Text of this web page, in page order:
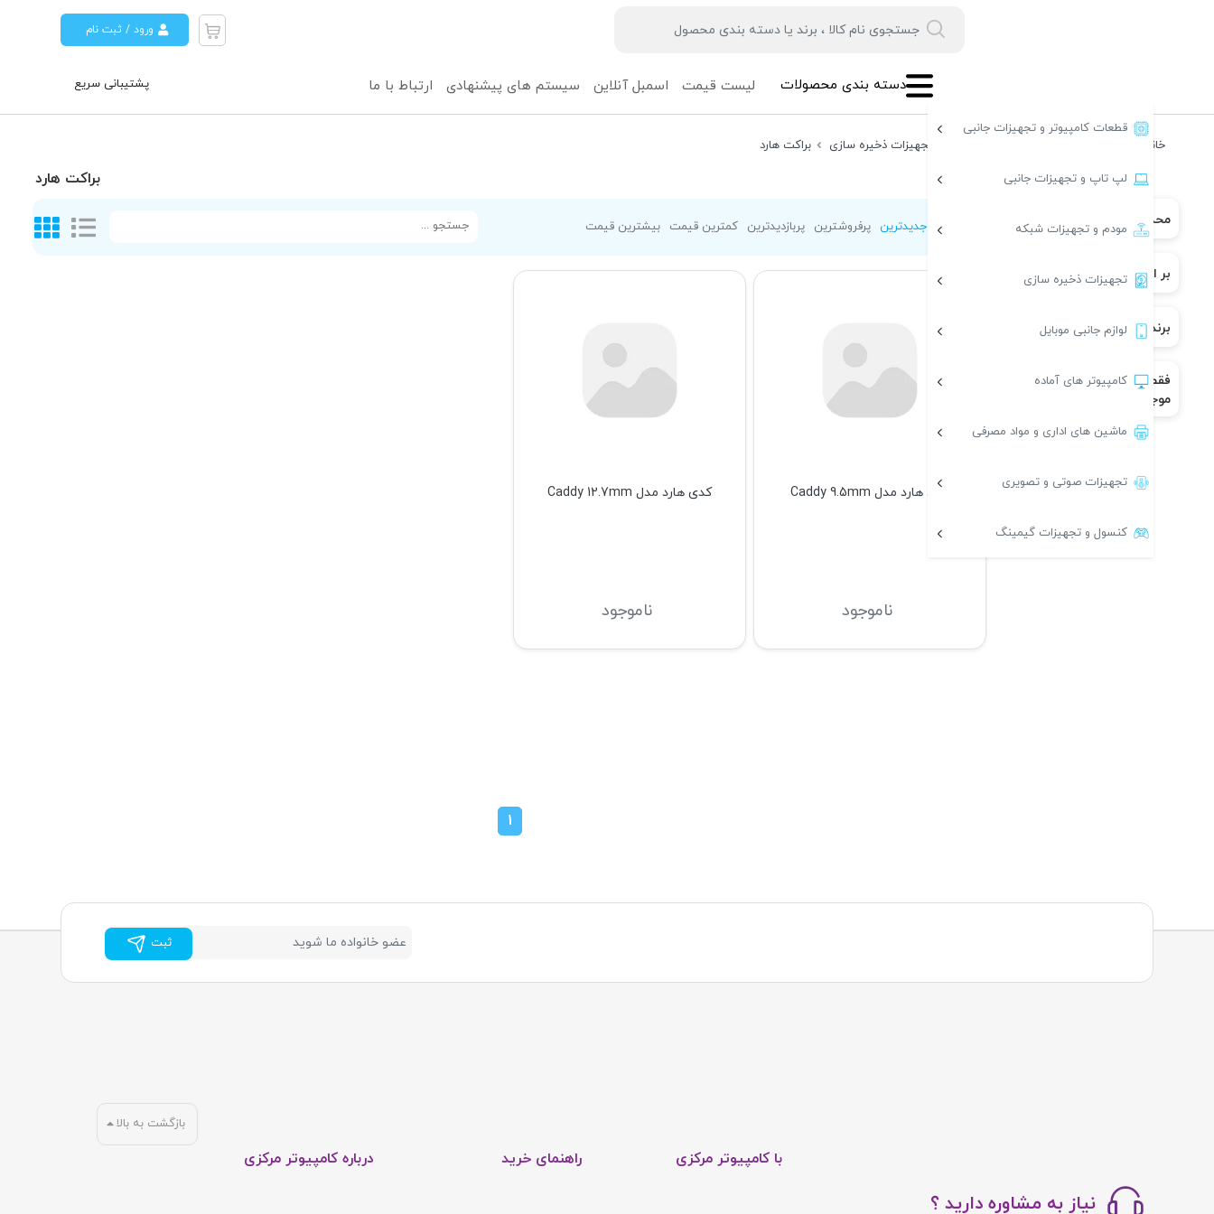
ورود / ثبت نام
پشتیبانی سریع لیست قیمت اسمبل آنلاین سیستم های پیشنهادی ارتباط با ما دسته بندی محصولات
قطعات کامپیوتر و تجهیزات جانبی
لپ تاپ و تجهیزات جانبی
مودم و تجهیزات شبکه
تجهیزات ذخیره سازی
لوازم جانبی موبایل
کامپیوتر های آماده
ماشین های اداری و مواد مصرفی
تجهیزات صوتی و تصویری
کنسول و تجهیزات گیمینگ
خانه لوازم جانبی تجهیزات ذخیره سازی براکت هارد
براکت هارد
ترتیب : جدیدترین پرفروشترین پربازدیدترین کمترین قیمت بیشترین قیمت
کدی هارد مدل Caddy 9.5mm
ناموجود
کدی هارد مدل Caddy 12.7mm
ناموجود
1
محدوده قیمت
بر اساس رنگ
برند
فقط کالاهای
موجود
ثبت
نیاز به مشاوره دارید ؟
با کامپیوتر مرکزی راهنمای خرید
بازگشت به بالا
درباره کامپیوتر مرکزی